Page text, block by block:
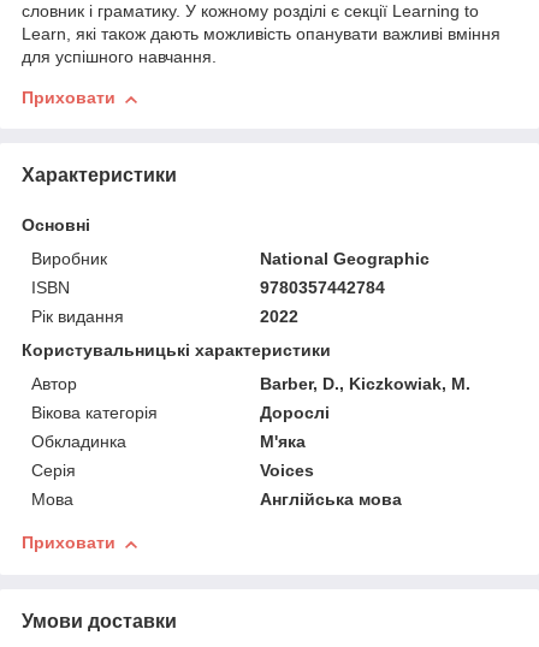
словник і граматику. У кожному розділі є секції Learning to
Learn, які також дають можливість опанувати важливі вміння
для успішного навчання.
Приховати
Характеристики
Основні
Виробник
National Geographic
ISBN
9780357442784
Рік видання
2022
Користувальницькі характеристики
Автор
Barber, D., Kiczkowiak, M.
Вікова категорія
Дорослі
Обкладинка
М'яка
Серія
Voices
Мова
Англійська мова
Приховати
Умови доставки